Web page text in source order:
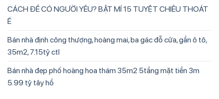
CÁCH ĐỂ CÓ NGƯỜI YÊU? BẬT MÍ 15 TUYỆT CHIÊU THOÁT
Ế
Bán nhà định công thượng, hoàng mai, ba gác đỗ cửa, gần ô tô,
35m2, 7.15tỷ ctl
Bán nhà đẹp phố hoàng hoa thám 35m2 5tầng mặt tiền 3m
5.99 tỷ tây hồ